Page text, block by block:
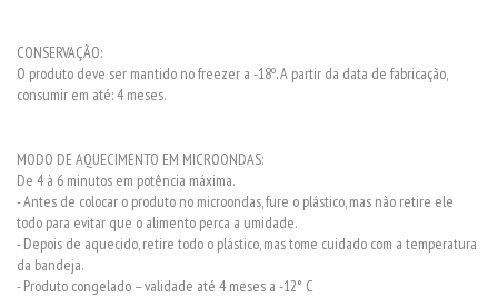
CONSERVAÇÃO:
O produto deve ser mantido no freezer a -18º. A partir da data de fabricação,
consumir em até: 4 meses.
MODO DE AQUECIMENTO EM MICROONDAS:
De 4 à 6 minutos em potência máxima.
- Antes de colocar o produto no microondas, fure o plástico, mas não retire ele
todo para evitar que o alimento perca a umidade.
- Depois de aquecido, retire todo o plástico, mas tome cuidado com a temperatura
da bandeja.
- Produto congelado – validade até 4 meses a -12° C